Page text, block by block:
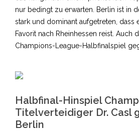
nur bedingt zu erwarten. Berlin ist in
stark und dominant aufgetreten, dass
Favorit nach Rheinhessen reist. Auch
Champions-League-Halbfinalspiel
Halbfinal-Hinspiel
Titelverteidiger Dr. Casl
Berlin